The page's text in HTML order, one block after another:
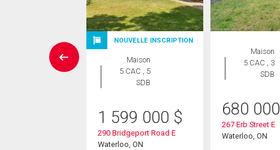
NOUVELLE INSCRIPTION
Maison
5 CAC , 5
SDB
1 599 000 $
290 Bridgeport Road E
Waterloo, ON
Maison
5 CAC , 3
SDB
680 000
267 Erb Street E
Waterloo, ON